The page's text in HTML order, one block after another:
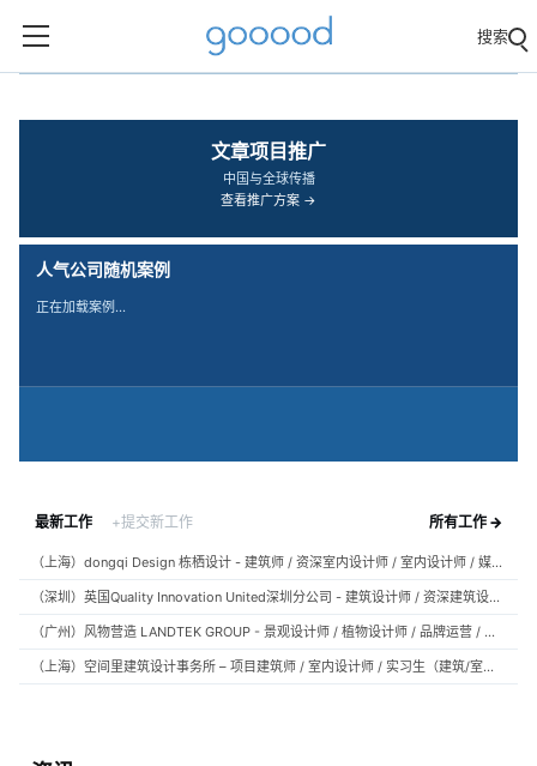
搜索
文章项目推广
中国与全球传播
查看推广方案 →
人气公司随机案例
正在加载案例…
最新工作 +提交新工作 所有工作 →
（上海）dongqi Design 栋栖设计 - 建筑师 / 资深室内设计师 / 室内设计师 / 媒体及公共关系主管 / 设计实习生（常年招聘）
（深圳）英国Quality Innovation United深圳分公司 - 建筑设计师 / 资深建筑设计师 / 室内设计师 / 设计实习生
（广州）风物营造 LANDTEK GROUP - 景观设计师 / 植物设计师 / 品牌运营 / 实习生
（上海）空间里建筑设计事务所 – 项目建筑师 / 室内设计师 / 实习生（建筑/室内）